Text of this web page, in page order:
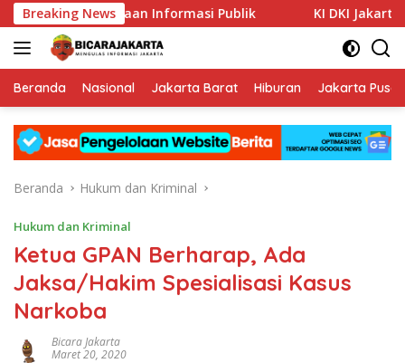
Langsung
ke
konten
Breaking NewsInformasi Publik KI DKI Jakarta : PT JIEP
Beranda Nasional Jakarta Barat Hiburan Jakarta Pusat
Beranda Hukum dan Kriminal
Hukum dan Kriminal
Ketua GPAN Berharap, Ada
Jaksa/Hakim Spesialisasi Kasus
Narkoba
Bicara Jakarta
Maret 20, 2020